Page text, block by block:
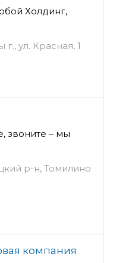
Холдинг,
ул. Красная, 1
звоните – мы
р-н, Томилино
компания